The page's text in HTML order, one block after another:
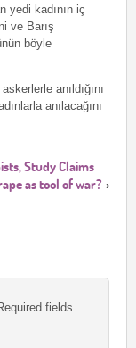
yedi kadının iç
ve Barış
böyle
anıldığını
anılacağını
Study Claims
as tool of war? ›
fields